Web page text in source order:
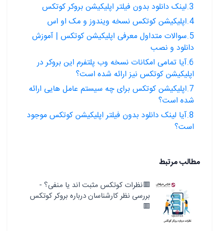
3.لینک دانلود بدون فیلتر اپلیکیشن بروکر کوتکس
4.اپلیکیشن کوتکس نسخه ویندوز و مک او اس
5.سوالات متداول معرفی اپلیکیشن کوتکس | آموزش
دانلود و نصب
6.آیا تمامی امکانات نسخه وب پلتفرم این بروکر در
اپلیکیشن کوتکس نیز ارائه شده است؟
7.اپلیکیشن کوتکس برای چه سیستم عامل هایی ارائه
شده است؟
8.آیا لینک دانلود بدون فیلتر اپلیکیشن کوتکس موجود
است؟
مطالب مرتبط
🟥نظرات کوتکس مثبت اند یا منفی؟ -
بررسی نظر کارشناسان درباره بروکر کوتکس
🟥